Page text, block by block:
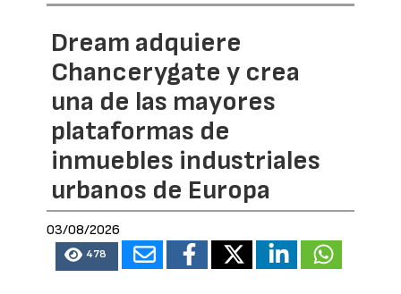
Dream adquiere
Chancerygate y crea
una de las mayores
plataformas de
inmuebles industriales
urbanos de Europa
03/08/2026
478